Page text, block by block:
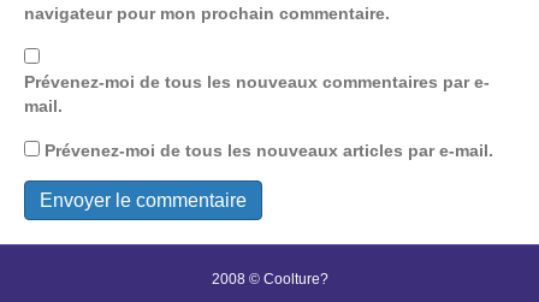
navigateur pour mon prochain commentaire.
Prévenez-moi de tous les nouveaux commentaires par e-
mail.
Prévenez-moi de tous les nouveaux articles par e-mail.
2008 © Coolture?